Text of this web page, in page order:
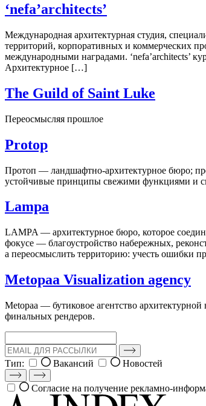
‘nefa’architects’
Международная архитектурная студия,
территорий, корпоративных и коммерческих
международными наградами. ‘nefa’architects’
Архитектурное […]
The Guild of Saint Luke
Переосмысляя прошлое
Protop
‎Протоп — ландшафтно-архитектурное бюро;
устойчивые принципы свежими функциями и
Lampa
LAMPA — архитектурное бюро, которое
фокусе — благоустройство набережных,
а переосмыслить территорию: учесть ошибки
Metopaa Visualization agency
Metopaa — бутиковое агентство
финальных рендеров.
Тип: Вакансий Новостей
Согласие на получение рекламно-